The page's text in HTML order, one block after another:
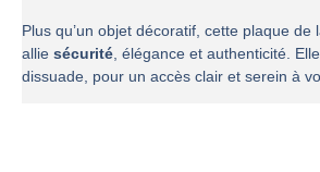
Plus qu’un objet décoratif, cette plaque de
allie sécurité, élégance et authenticité.
dissuade, pour un accès clair et serein à